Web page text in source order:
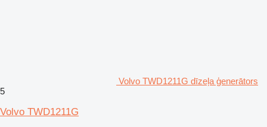
Volvo TWD1211G dīzeļa ģenerātors
5
Volvo TWD1211G